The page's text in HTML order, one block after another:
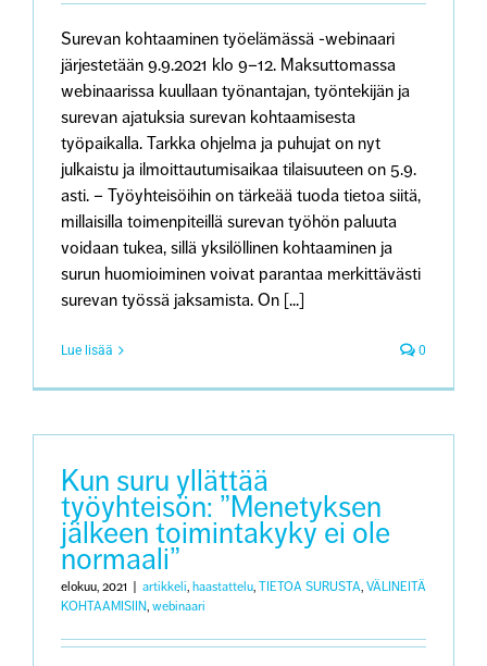
Surevan kohtaaminen työelämässä -webinaari
järjestetään 9.9.2021 klo 9–12. Maksuttomassa
webinaarissa kuullaan työnantajan, työntekijän ja
surevan ajatuksia surevan kohtaamisesta
työpaikalla. Tarkka ohjelma ja puhujat on nyt
julkaistu ja ilmoittautumisaikaa tilaisuuteen on 5.9.
asti. – Työyhteisöihin on tärkeää tuoda tietoa siitä,
millaisilla toimenpiteillä surevan työhön paluuta
voidaan tukea, sillä yksilöllinen kohtaaminen ja
surun huomioiminen voivat parantaa merkittävästi
surevan työssä jaksamista. On [...]
Lue lisää 0
Kun suru yllättää
työyhteisön: ”Menetyksen
jälkeen toimintakyky ei ole
normaali”
elokuu, 2021 artikkeli, haastattelu, TIETOA SURUSTA, VÄLINEITÄ
KOHTAAMISIIN, webinaari